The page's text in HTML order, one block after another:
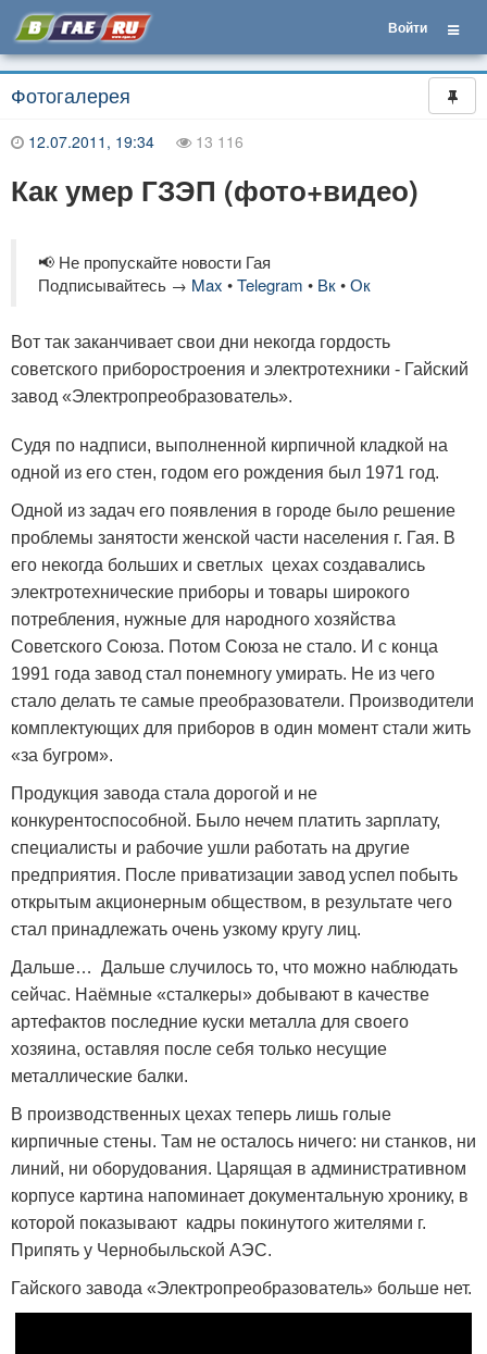
Войти
Фотогалерея
12.07.2011, 19:34 13 116
Как умер ГЗЭП (фото+видео)
📢 Не пропускайте новости Гая
Подписывайтесь → Max •Telegram • Вк•Ок
Вот так заканчивает свои дни некогда гордость
советского приборостроения и электротехники - Гайский
завод «Электропреобразователь».
Судя по надписи, выполненной кирпичной кладкой на
одной из его стен, годом его рождения был 1971 год.
Одной из задач его появления в городе было решение
проблемы занятости женской части населения г. Гая. В
его некогда больших и светлых цехах создавались
электротехнические приборы и товары широкого
потребления, нужные для народного хозяйства
Советского Союза. Потом Союза не стало. И с конца
1991 года завод стал понемногу умирать. Не из чего
стало делать те самые преобразователи. Производители
комплектующих для приборов в один момент стали жить
«за бугром».
Продукция завода стала дорогой и не
конкурентоспособной. Было нечем платить зарплату,
специалисты и рабочие ушли работать на другие
предприятия. После приватизации завод успел побыть
открытым акционерным обществом, в результате чего
стал принадлежать очень узкому кругу лиц.
Дальше… Дальше случилось то, что можно наблюдать
сейчас. Наёмные «сталкеры» добывают в качестве
артефактов последние куски металла для своего
хозяина, оставляя после себя только несущие
металлические балки.
В производственных цехах теперь лишь голые
кирпичные стены. Там не осталось ничего: ни станков, ни
линий, ни оборудования. Царящая в административном
корпусе картина напоминает документальную хронику, в
которой показывают кадры покинутого жителями г.
Припять у Чернобыльской АЭС.
Гайского завода «Электропреобразователь» больше нет.